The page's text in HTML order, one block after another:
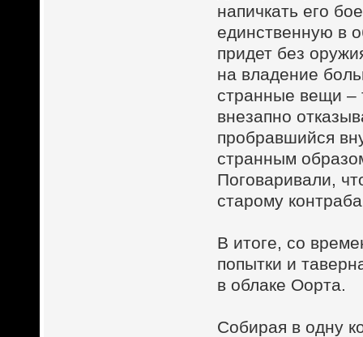
напичкать его
единственную в
придет без
на владение
странные вещи –
внезапно
пробравшийся
странным
Поговаривали,
старому
В итоге, со
попытки и
в облаке Оорта.
Собирая в одну